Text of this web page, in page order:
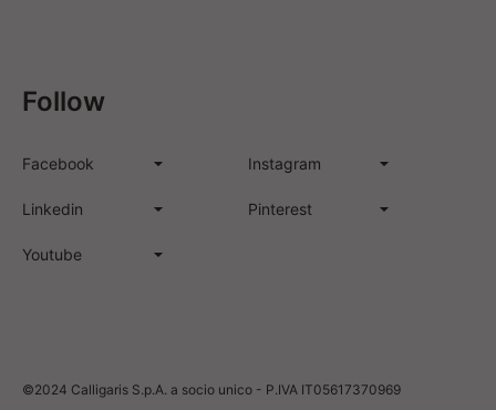
Follow
Facebook Instagram
Linkedin Pinterest
Youtube
©2024 Calligaris S.p.A. a socio unico - P.IVA IT05617370969